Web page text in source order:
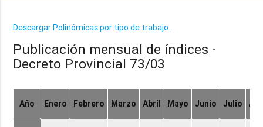
Descargar Polinómicas por tipo de trabajo.
Publicación mensual de índices -
Decreto Provincial 73/03
Año Enero Febrero Marzo Abril Mayo Junio Julio